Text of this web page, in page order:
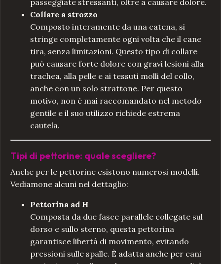
Collare a strozzo
Composto interamente da una catena, si
stringe completamente ogni volta che il cane
tira, senza limitazioni. Questo tipo di collare
può causare forte dolore con gravi lesioni alla
trachea, alla pelle e ai tessuti molli del collo,
anche con un solo strattone. Per questo
motivo, non è mai raccomandato nel metodo
gentile e il suo utilizzo richiede estrema
cautela.
Tipi di pettorine: quale scegliere?
Anche per le pettorine esistono numerosi modelli.
Vediamone alcuni nel dettaglio:
Pettorina ad H
Composta da due fasce parallele collegate sul
dorso e sullo sterno, questa pettorina
garantisce libertà di movimento, evitando
pressioni sulle spalle. È adatta anche per cani